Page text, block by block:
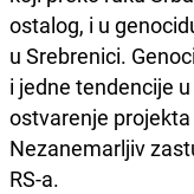
ostalog, i u
u Srebrenici.
i jedne tendencije
ostvarenje
Nezanemarljiv
RS-a.